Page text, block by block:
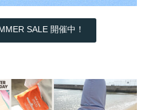
SALE 開催中！